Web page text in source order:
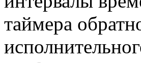
таймера